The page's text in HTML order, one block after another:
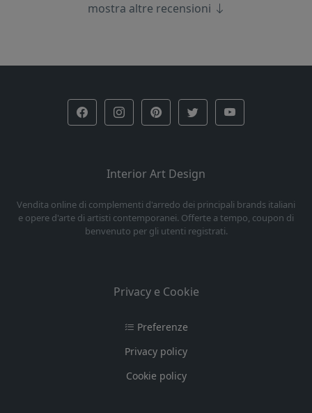
mostra altre recensioni
Interior Art Design
Vendita online di complementi d'arredo dei principali brands italiani
e opere d'arte di artisti contemporanei. Offerte a tempo, coupon di
benvenuto per gli utenti registrati.
Privacy e Cookie
Preferenze
Privacy policy
Cookie policy